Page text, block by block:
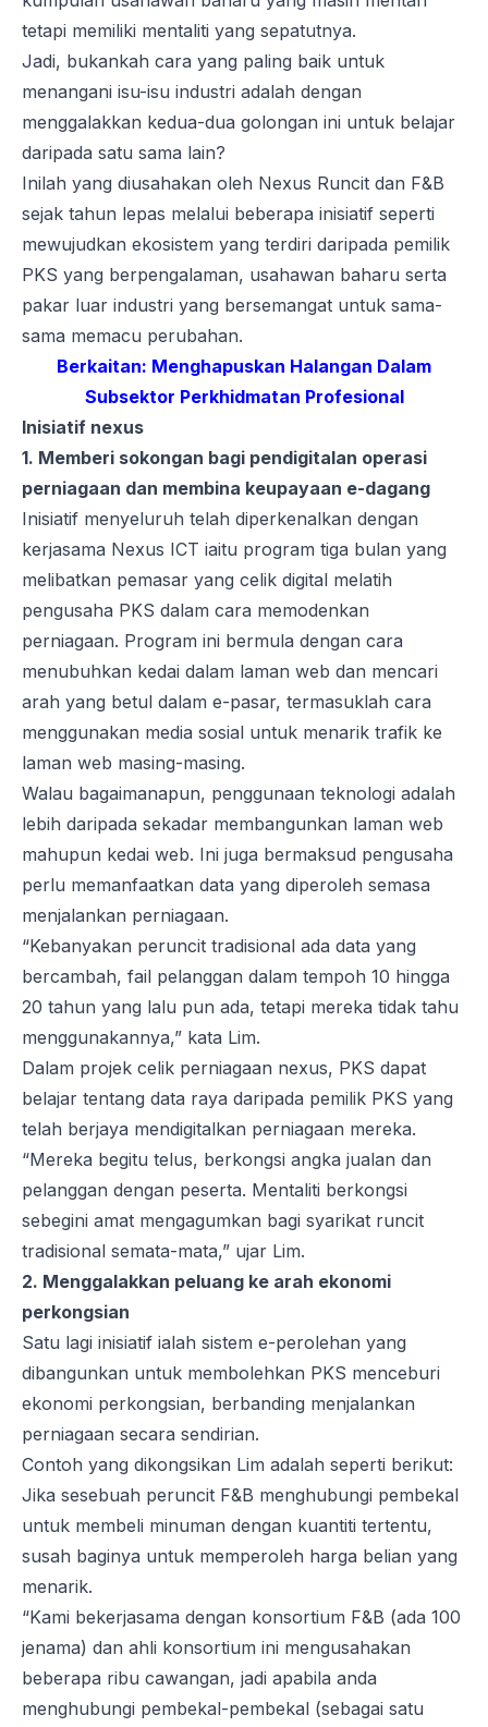
tetapi memiliki mentaliti yang sepatutnya.
Jadi, bukankah cara yang paling baik untuk
menangani isu-isu industri adalah dengan
menggalakkan kedua-dua golongan ini untuk belajar
daripada satu sama lain?
Inilah yang diusahakan oleh Nexus Runcit dan F&B
sejak tahun lepas melalui beberapa inisiatif seperti
mewujudkan ekosistem yang terdiri daripada pemilik
PKS yang berpengalaman, usahawan baharu serta
pakar luar industri yang bersemangat untuk sama-
sama memacu perubahan.
Berkaitan: Menghapuskan Halangan Dalam
Subsektor Perkhidmatan Profesional
Inisiatif nexus
1. Memberi sokongan bagi pendigitalan operasi
perniagaan dan membina keupayaan e-dagang
Inisiatif menyeluruh telah diperkenalkan dengan
kerjasama Nexus ICT iaitu program tiga bulan yang
melibatkan pemasar yang celik digital melatih
pengusaha PKS dalam cara memodenkan
perniagaan. Program ini bermula dengan cara
menubuhkan kedai dalam laman web dan mencari
arah yang betul dalam e-pasar, termasuklah cara
menggunakan media sosial untuk menarik trafik ke
laman web masing-masing.
Walau bagaimanapun, penggunaan teknologi adalah
lebih daripada sekadar membangunkan laman web
mahupun kedai web. Ini juga bermaksud pengusaha
perlu memanfaatkan data yang diperoleh semasa
menjalankan perniagaan.
“Kebanyakan peruncit tradisional ada data yang
bercambah, fail pelanggan dalam tempoh 10 hingga
20 tahun yang lalu pun ada, tetapi mereka tidak tahu
menggunakannya,” kata Lim.
Dalam projek celik perniagaan nexus, PKS dapat
belajar tentang data raya daripada pemilik PKS yang
telah berjaya mendigitalkan perniagaan mereka.
“Mereka begitu telus, berkongsi angka jualan dan
pelanggan dengan peserta. Mentaliti berkongsi
sebegini amat mengagumkan bagi syarikat runcit
tradisional semata-mata,” ujar Lim.
2. Menggalakkan peluang ke arah ekonomi
perkongsian
Satu lagi inisiatif ialah sistem e-perolehan yang
dibangunkan untuk membolehkan PKS menceburi
ekonomi perkongsian, berbanding menjalankan
perniagaan secara sendirian.
Contoh yang dikongsikan Lim adalah seperti berikut:
Jika sesebuah peruncit F&B menghubungi pembekal
untuk membeli minuman dengan kuantiti tertentu,
susah baginya untuk memperoleh harga belian yang
menarik.
“Kami bekerjasama dengan konsortium F&B (ada 100
jenama) dan ahli konsortium ini mengusahakan
beberapa ribu cawangan, jadi apabila anda
menghubungi pembekal-pembekal (sebagai satu